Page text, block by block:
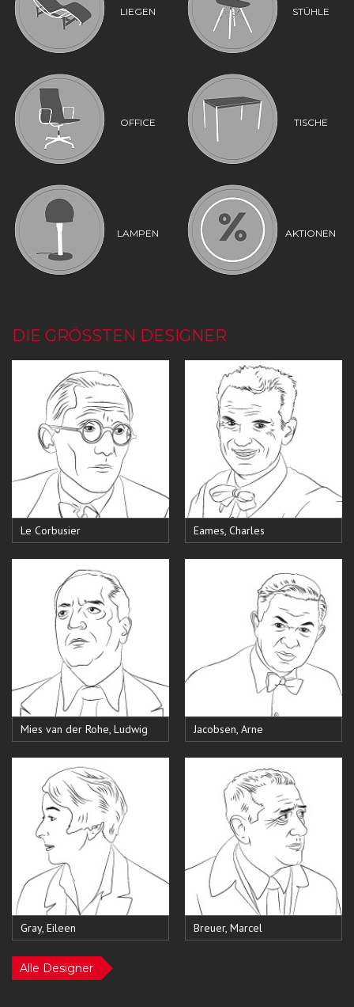
LIEGEN STÜHLE
OFFICE TISCHE
LAMPEN AKTIONEN
DIE GRÖSSTEN DESIGNER
Le Corbusier Eames, Charles
Mies van der Rohe, Ludwig Jacobsen, Arne
Gray, Eileen Breuer, Marcel
Alle Designer